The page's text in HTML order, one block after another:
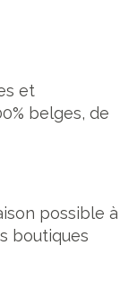
et
belges, de
possible à
boutiques